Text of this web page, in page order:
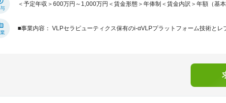
＜予定年収＞600万円～1,000万円＜賃金形態＞年俸制＜賃金内訳＞年額（基
■事業内容： VLPセラピューティクス保有のi-αVLPプラットフォーム技術と